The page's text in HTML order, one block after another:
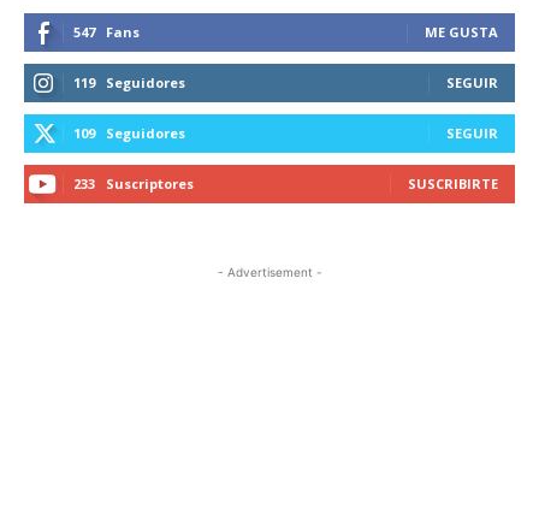
547 Fans ME GUSTA
119 Seguidores SEGUIR
109 Seguidores SEGUIR
233 Suscriptores SUSCRIBIRTE
- Advertisement -